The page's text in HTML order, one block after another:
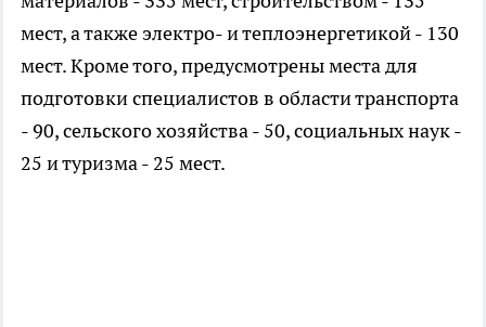
мест, а также электро- и теплоэнергетикой - 130
мест. Кроме того, предусмотрены места для
подготовки специалистов в области транспорта
- 90, сельского хозяйства - 50, социальных наук -
25 и туризма - 25 мест.